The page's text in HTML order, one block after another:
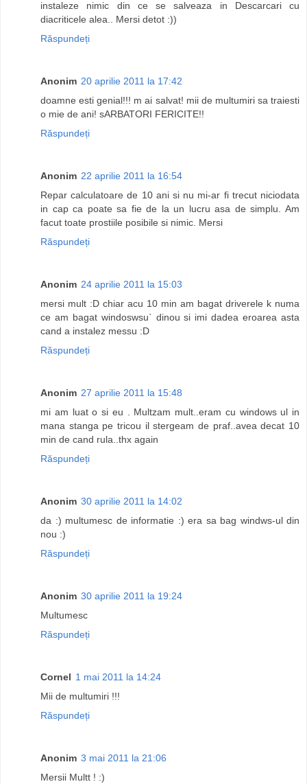
instaleze nimic din ce se salveaza in Descarcari cu
diacriticele alea.. Mersi detot :))
Răspundeți
Anonim 20 aprilie 2011 la 17:42
doamne esti genial!!! m ai salvat! mii de multumiri sa traiesti
o mie de ani! sARBATORI FERICITE!!
Răspundeți
Anonim 22 aprilie 2011 la 16:54
Repar calculatoare de 10 ani si nu mi-ar fi trecut niciodata
in cap ca poate sa fie de la un lucru asa de simplu. Am
facut toate prostiile posibile si nimic. Mersi
Răspundeți
Anonim 24 aprilie 2011 la 15:03
mersi mult :D chiar acu 10 min am bagat driverele k numa
ce am bagat windoswsu` dinou si imi dadea eroarea asta
cand a instalez messu :D
Răspundeți
Anonim 27 aprilie 2011 la 15:48
mi am luat o si eu . Multzam mult..eram cu windows ul in
mana stanga pe tricou il stergeam de praf..avea decat 10
min de cand rula..thx again
Răspundeți
Anonim 30 aprilie 2011 la 14:02
da :) multumesc de informatie :) era sa bag windws-ul din
nou :)
Răspundeți
Anonim 30 aprilie 2011 la 19:24
Multumesc
Răspundeți
Cornel 1 mai 2011 la 14:24
Mii de multumiri !!!
Răspundeți
Anonim 3 mai 2011 la 21:06
Mersii Multt ! :)